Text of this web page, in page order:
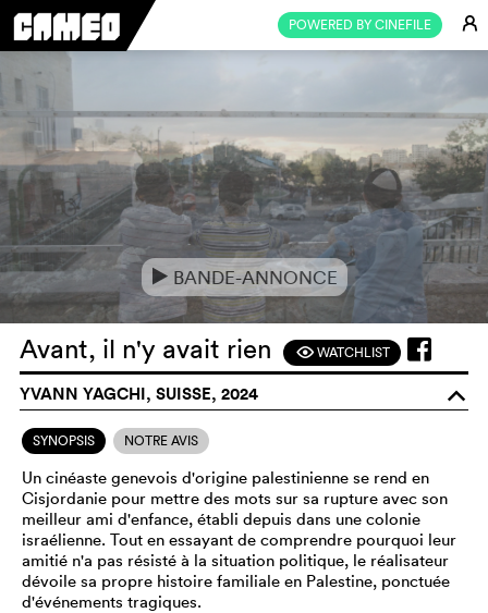
POWERED BY CINEFILE E
e BANDE-ANNONCE
Avant, il n'y avait rien FWATCHLIST
YVANN YAGCHI, SUISSE, 2024 o
SYNOPSIS NOTRE AVIS
Un cinéaste genevois d'origine palestinienne se rend en
Cisjordanie pour mettre des mots sur sa rupture avec son
meilleur ami d'enfance, établi depuis dans une colonie
israélienne. Tout en essayant de comprendre pourquoi leur
amitié n'a pas résisté à la situation politique, le réalisateur
dévoile sa propre histoire familiale en Palestine, ponctuée
d'événements tragiques.